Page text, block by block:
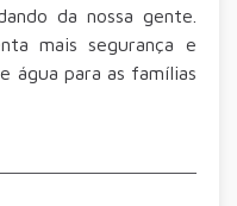
da nossa gente.
mais segurança e
água para as famílias